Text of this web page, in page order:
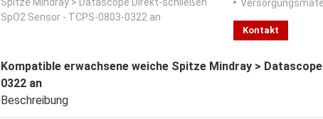
Spitze Mindray > Datascope Direkt-schließen
SpO2 Sensor - TCPS-0803-0322 an
Kontakt
Kompatible erwachsene weiche Spitze Mindray >
0322 an
Beschreibung